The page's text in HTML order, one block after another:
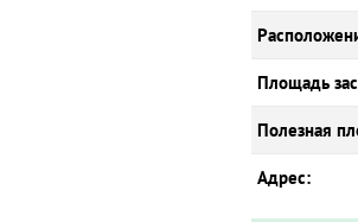
Площадь
Полезная
Адрес: